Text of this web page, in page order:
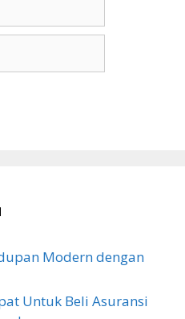
Modern dengan
Untuk Beli Asuransi